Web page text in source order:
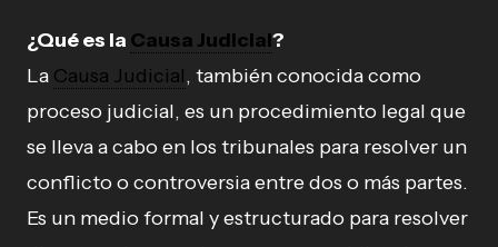
¿Qué es la Causa Judicial?
La Causa Judicial, también conocida como
proceso judicial, es un procedimiento legal que
se lleva a cabo en los tribunales para resolver un
conflicto o controversia entre dos o más partes.
Es un medio formal y estructurado para resolver